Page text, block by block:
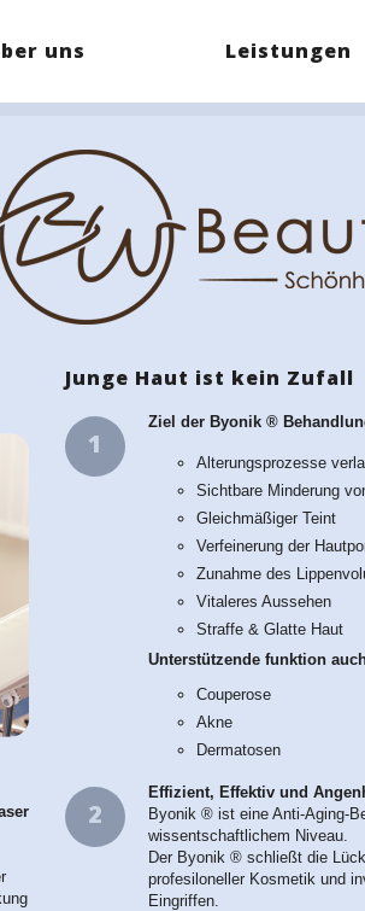
uns Leistungen
Junge Haut ist kein Zufall
1
Ziel der Byonik ®
Alterungsprozesse
Sichtbare Minderung
Gleichmäßiger Teint
Verfeinerung der
Zunahme des
Vitaleres Aussehen
Straffe & Glatte Haut
Unterstützende funktion
Couperose
Akne
Dermatosen
2
Effizient, Effektiv und
Byonik ® ist eine Anti-Aging-
wissentschaftlichem Niveau.
Der Byonik ® schließt die
profesiloneller Kosmetik und
Eingriffen.